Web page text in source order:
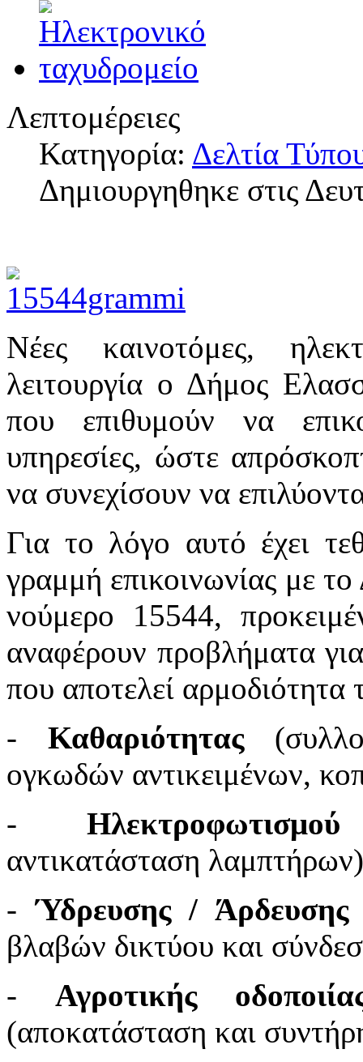
Λεπτομέρειες
Κατηγορία: Δελτία
Δημιουργηθηκε στις
Νέες καινοτόμες,
λειτουργία ο Δήμος
που επιθυμούν να
υπηρεσίες, ώστε
να συνεχίσουν να
Για το λόγο αυτό έχει
γραμμή επικοινωνίας με
νούμερο 15544,
αναφέρουν προβλήματα
που αποτελεί
- Καθαριότητας
ογκωδών αντικειμένων,
- Ηλεκτροφωτισμού
αντικατάσταση
-Ύδρευσης / Άρδευσης
βλαβών δικτύου και
- Αγροτικής
(αποκατάσταση και